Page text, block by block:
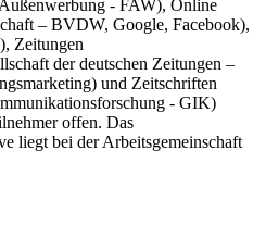
- FAW), Online
– BVDW, Google, Facebook),
Zeitungen
der deutschen Zeitungen –
und Zeitschriften
- GIK)
offen. Das
liegt bei der Arbeitsgemeinschaft